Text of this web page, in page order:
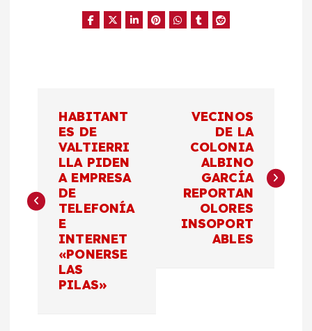
e
HABITANT
ES DE
VALTIERRI
LLA PIDEN
A EMPRESA
DE
TELEFONÍA
E
INTERNET
«PONERSE
LAS
PILAS»
VECINOS
DE LA
COLONIA
ALBINO
GARCÍA
REPORTAN
OLORES
INSOPORT
ABLES